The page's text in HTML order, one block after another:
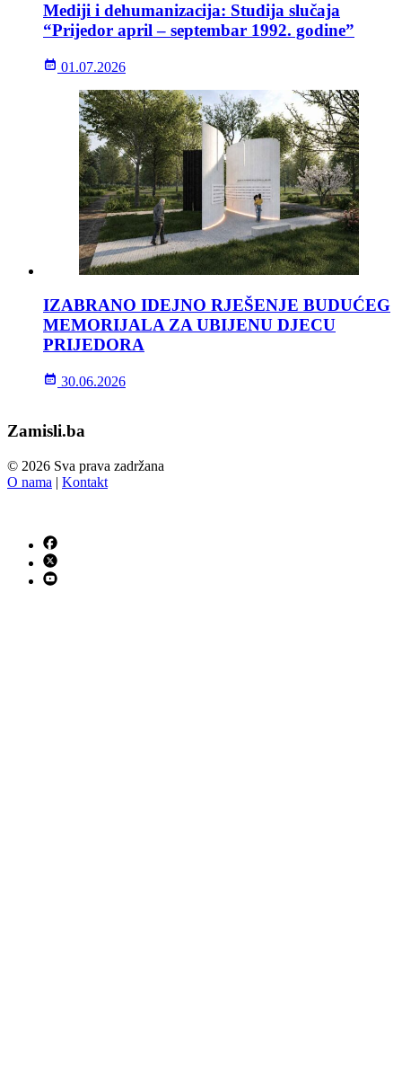
Mediji i dehumanizacija: Studija slučaja
“Prijedor april – septembar 1992. godine”
01.07.2026
IZABRANO IDEJNO RJEŠENJE BUDUĆEG
MEMORIJALA ZA UBIJENU DJECU
PRIJEDORA
30.06.2026
Zamisli.ba
© 2026 Sva prava zadržana
O nama | Kontakt